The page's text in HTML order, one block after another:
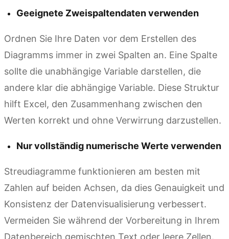
Geeignete Zweispaltendaten verwenden
Ordnen Sie Ihre Daten vor dem Erstellen des
Diagramms immer in zwei Spalten an. Eine Spalte
sollte die unabhängige Variable darstellen, die
andere klar die abhängige Variable. Diese Struktur
hilft Excel, den Zusammenhang zwischen den
Werten korrekt und ohne Verwirrung darzustellen.
Nur vollständig numerische Werte verwenden
Streudiagramme funktionieren am besten mit
Zahlen auf beiden Achsen, da dies Genauigkeit und
Konsistenz der Datenvisualisierung verbessert.
Vermeiden Sie während der Vorbereitung in Ihrem
Datenbereich gemischten Text oder leere Zellen.